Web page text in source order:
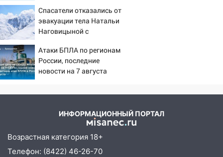
Спасатели отказались от
эвакуации тела Натальи
Наговицыной с
Атаки БПЛА по регионам
России, последние
новости на 7 августа
ИНФОРМАЦИОННЫЙ ПОРТАЛ
Возрастная категория 18+
Телефон: (8422) 46-26-70